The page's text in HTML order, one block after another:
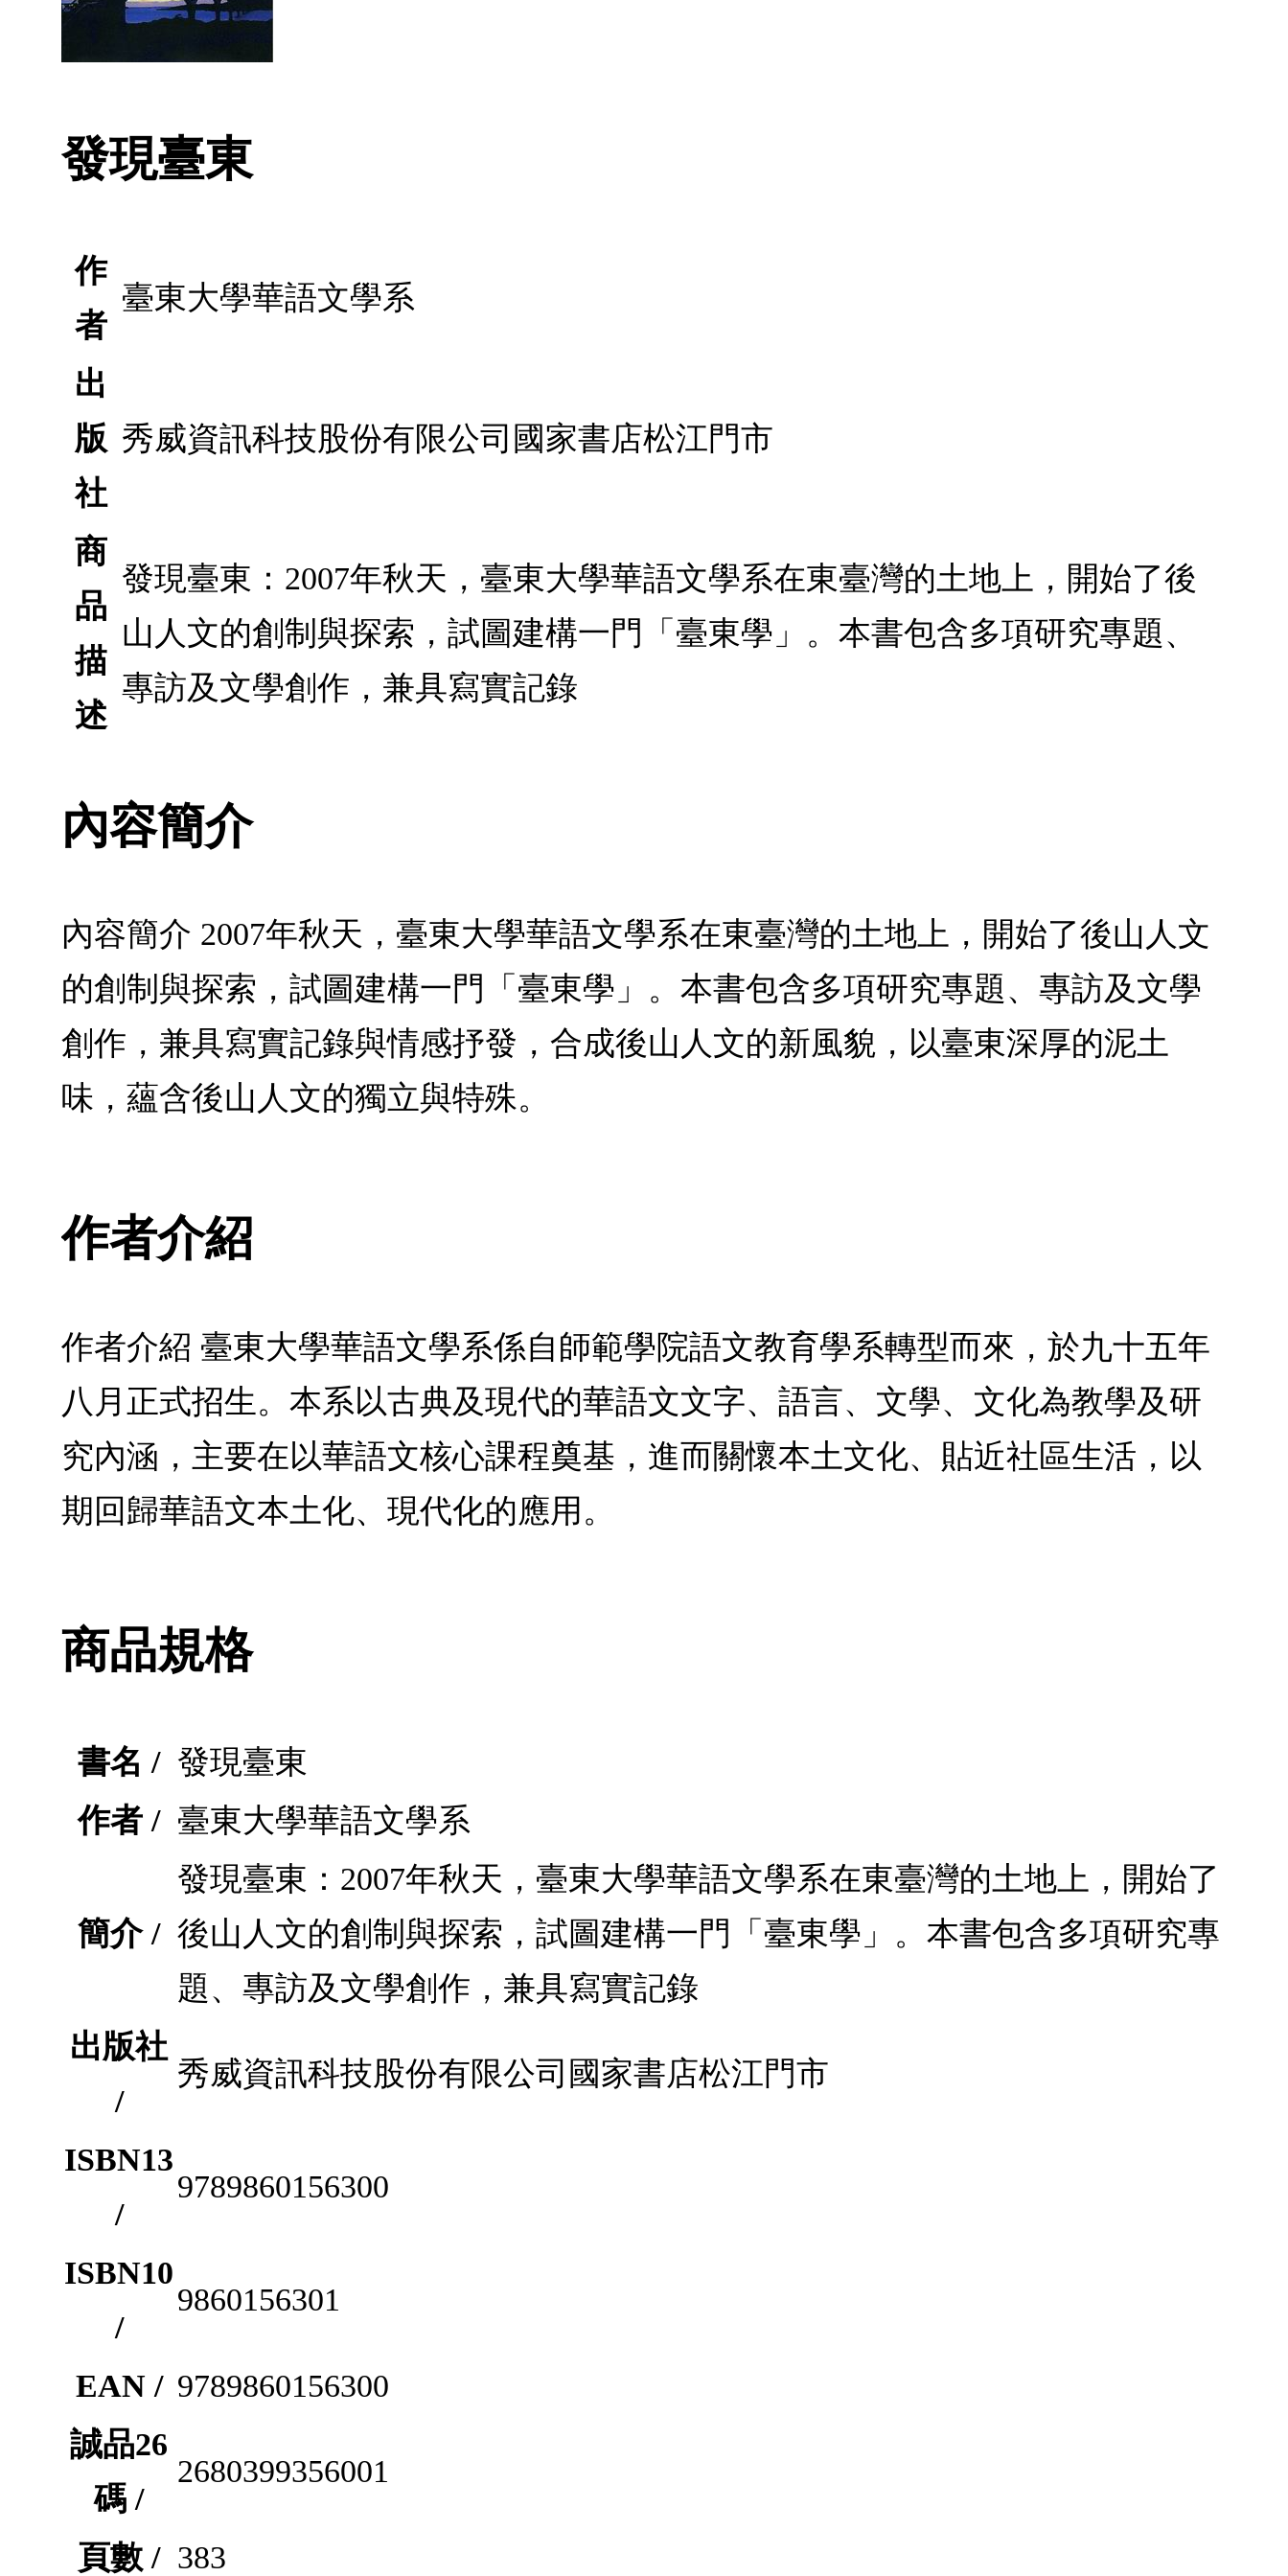
發現臺東
作
者
臺東大學華語文學系
出
版
社
秀威資訊科技股份有限公司國家書店松江門市
商
品
描
述
發現臺東：2007年秋天，臺東大學華語文學系在東臺灣的土地上，開始了後
山人文的創制與探索，試圖建構一門「臺東學」。本書包含多項研究專題、
專訪及文學創作，兼具寫實記錄
內容簡介
內容簡介 2007年秋天，臺東大學華語文學系在東臺灣的土地上，開始了後山人文
的創制與探索，試圖建構一門「臺東學」。本書包含多項研究專題、專訪及文學
創作，兼具寫實記錄與情感抒發，合成後山人文的新風貌，以臺東深厚的泥土
味，蘊含後山人文的獨立與特殊。
作者介紹
作者介紹 臺東大學華語文學系係自師範學院語文教育學系轉型而來，於九十五年
八月正式招生。本系以古典及現代的華語文文字、語言、文學、文化為教學及研
究內涵，主要在以華語文核心課程奠基，進而關懷本土文化、貼近社區生活，以
期回歸華語文本土化、現代化的應用。
商品規格
書名 / 發現臺東
作者 / 臺東大學華語文學系
簡介 /
發現臺東：2007年秋天，臺東大學華語文學系在東臺灣的土地上，開始了
後山人文的創制與探索，試圖建構一門「臺東學」。本書包含多項研究專
題、專訪及文學創作，兼具寫實記錄
出版社
/
秀威資訊科技股份有限公司國家書店松江門市
ISBN13
/
9789860156300
ISBN10
/
9860156301
EAN / 9789860156300
誠品26
碼 /
2680399356001
頁數 / 383